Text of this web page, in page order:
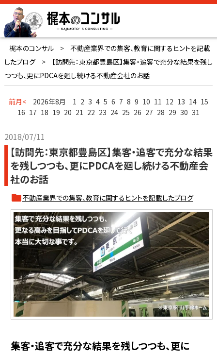
梶本のコンサル >
不動産業界での集客、教育に関するヒントを記載
したブログ
>
【訪問先：東京都豊島区】集客・追客で充分な結果を残し
つつも、更にPDCAを廻し続ける不動産会社のお話
前月< 2026年8月 1 2 3 4 5 6 7 8 9 10 11 12 13 14 15
16 17 18 19 20 21 22 23 24 25 26 27 28 29 30 31
2018/07/11
【訪問先：東京都豊島区】集客・追客で充分な結果
を残しつつも、更にPDCAを廻し続ける不動産会
社のお話
不動産業界での集客、教育に関するヒントを記載したブログ
集客・追客で充分な結果を残しつつも、更に